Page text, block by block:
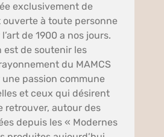
exclusivement de
ouverte à toute personne
de 1900 a nos jours.
est de soutenir les
du MAMCS
passion commune
et ceux qui désirent
retrouver, autour des
depuis les « Modernes